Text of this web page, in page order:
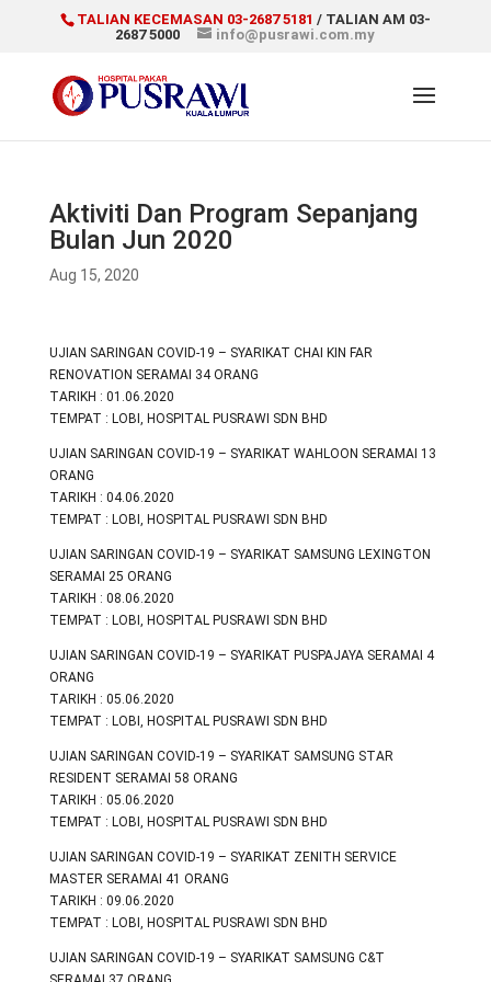
TALIAN KECEMASAN 03-2687 5181 / TALIAN AM 03-
2687 5000
info@pusrawi.com.my
Aktiviti Dan Program Sepanjang
Bulan Jun 2020
Aug 15, 2020
UJIAN SARINGAN COVID-19 – SYARIKAT CHAI KIN FAR
RENOVATION SERAMAI 34 ORANG
TARIKH : 01.06.2020
TEMPAT : LOBI, HOSPITAL PUSRAWI SDN BHD
UJIAN SARINGAN COVID-19 – SYARIKAT WAHLOON SERAMAI 13
ORANG
TARIKH : 04.06.2020
TEMPAT : LOBI, HOSPITAL PUSRAWI SDN BHD
UJIAN SARINGAN COVID-19 – SYARIKAT SAMSUNG LEXINGTON
SERAMAI 25 ORANG
TARIKH : 08.06.2020
TEMPAT : LOBI, HOSPITAL PUSRAWI SDN BHD
UJIAN SARINGAN COVID-19 – SYARIKAT PUSPAJAYA SERAMAI 4
ORANG
TARIKH : 05.06.2020
TEMPAT : LOBI, HOSPITAL PUSRAWI SDN BHD
UJIAN SARINGAN COVID-19 – SYARIKAT SAMSUNG STAR
RESIDENT SERAMAI 58 ORANG
TARIKH : 05.06.2020
TEMPAT : LOBI, HOSPITAL PUSRAWI SDN BHD
UJIAN SARINGAN COVID-19 – SYARIKAT ZENITH SERVICE
MASTER SERAMAI 41 ORANG
TARIKH : 09.06.2020
TEMPAT : LOBI, HOSPITAL PUSRAWI SDN BHD
UJIAN SARINGAN COVID-19 – SYARIKAT SAMSUNG C&T